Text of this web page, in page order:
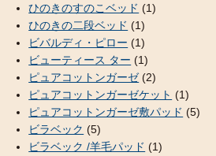
ひのきのすのこベッド (1)
ひのきの二段ベッド (1)
ビバルディ・ピロー (1)
ビューティース ター (1)
ピュアコットンガーゼ(2)
ピュアコットンガーゼケット (1)
ピュアコットンガーゼ敷パッド (5)
ビラベック (5)
ビラベック /羊毛パッド (1)